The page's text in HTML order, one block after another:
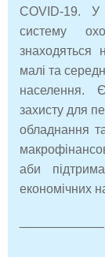
COVID-19. У
систему
знаходяться
малі та
населення.
захисту для
обладнання
аби
економічних